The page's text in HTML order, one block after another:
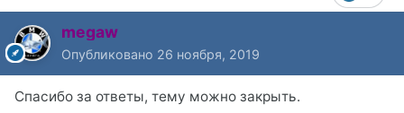
megaw
Опубликовано 26 ноября, 2019
Спасибо за ответы, тему можно закрыть.